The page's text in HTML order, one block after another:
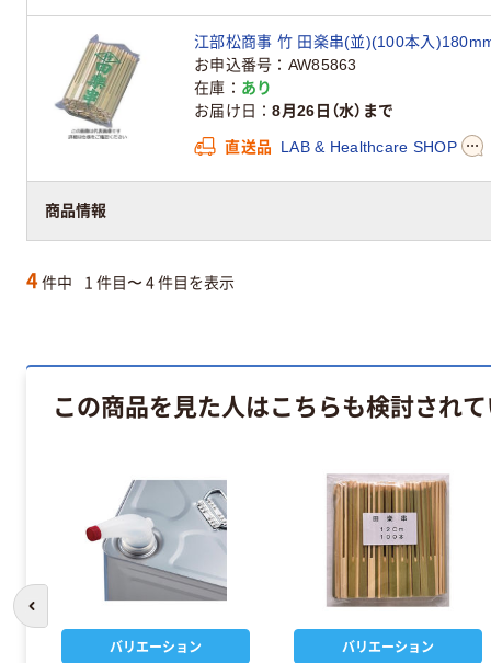
商品情報
江部松商事 竹 田楽串(並)(100本入
お申込番号
AW85863
在庫
あり
お届け日
8月26日（水）まで
直送品 LAB & Healthcare SHOP
4 件中 1 件目〜 4 件目を表示
この商品を見た人はこちらも検討され
バリエーション バリエーション